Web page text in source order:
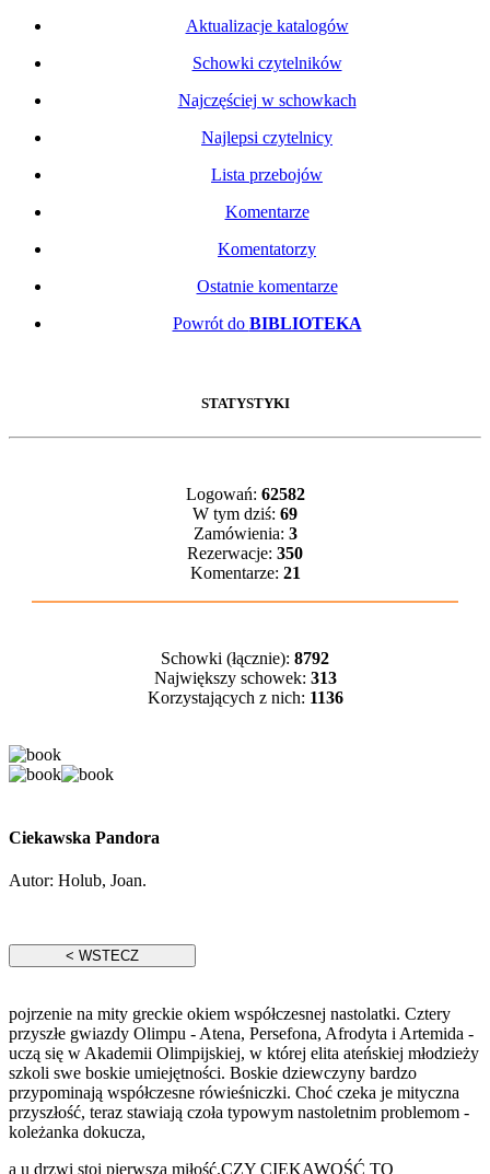
Aktualizacje katalogów
Schowki czytelników
Najczęściej w schowkach
Najlepsi czytelnicy
Lista przebojów
Komentarze
Komentatorzy
Ostatnie komentarze
Powrót do BIBLIOTEKA
STATYSTYKI
Logowań: 62582
W tym dziś: 69
Zamówienia: 3
Rezerwacje: 350
Komentarze: 21
Schowki (łącznie): 8792
Największy schowek: 313
Korzystających z nich: 1136
Ciekawska Pandora
Autor: Holub, Joan.
pojrzenie na mity greckie okiem współczesnej nastolatki. Cztery
przyszłe gwiazdy Olimpu - Atena, Persefona, Afrodyta i Artemida -
uczą się w Akademii Olimpijskiej, w której elita ateńskiej młodzieży
szkoli swe boskie umiejętności. Boskie dziewczyny bardzo
przypominają współczesne rówieśniczki. Choć czeka je mityczna
przyszłość, teraz stawiają czoła typowym nastoletnim problemom -
koleżanka dokucza,
a u drzwi stoi pierwsza miłość.CZY CIEKAWOŚĆ TO